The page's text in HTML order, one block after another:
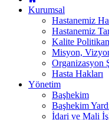
Kurumsal
Hastanemiz
Hastanemiz
Kalite
Misyon,
Organizasyon
Hasta Hakları
Yönetim
Başhekim
Başhekim
İdari ve Mali